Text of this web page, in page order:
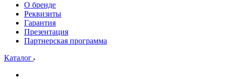
О бренде
Реквизиты
Гарантия
Презентация
Партнерская программа
Каталог